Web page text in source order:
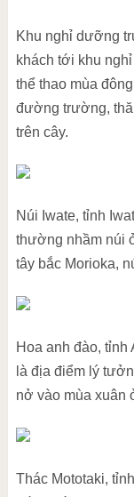
Khu nghỉ dưỡng
khách tới khu
thể thao mùa
đường trường,
trên cây.
Núi Iwate, tỉnh
thường nhầm núi
tây bắc Morioka,
Hoa anh đào, tỉnh
là địa điểm lý
nở vào mùa xuân
Thác Mototaki,